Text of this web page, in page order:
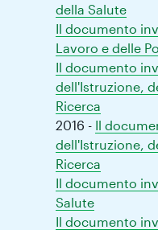
della Salute
Il documento
Lavoro e delle
Il documento
dell'Istruzione,
Ricerca
2016 - Il
dell'Istruzione,
Ricerca
Il documento
Salute
Il documento